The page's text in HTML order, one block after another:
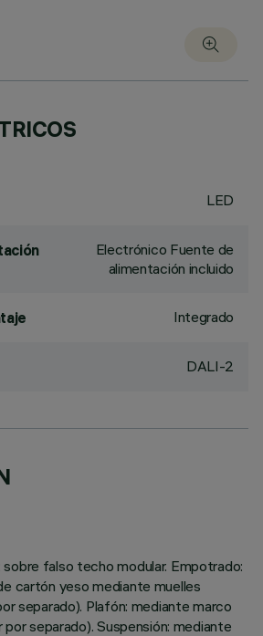
LED
Electrónico Fuente de
alimentación incluido
Integrado
DALI-2
falso techo modular. Empotrado:
cartón yeso mediante muelles
separado). Plafón: mediante marco
separado). Suspensión: mediante